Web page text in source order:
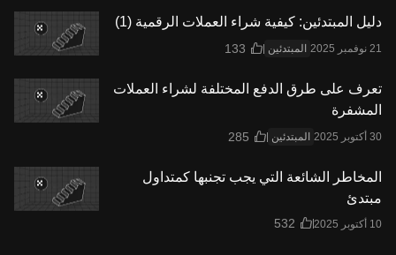
دليل المبتدئين: كيفية شراء العملات الرقمية (1)
المبتدئين
تعرف على طرق الدفع المختلفة لشراء العملات
المشفرة
المبتدئين
المخاطر الشائعة التي يجب تجنبها كمتداول
مبتدئ